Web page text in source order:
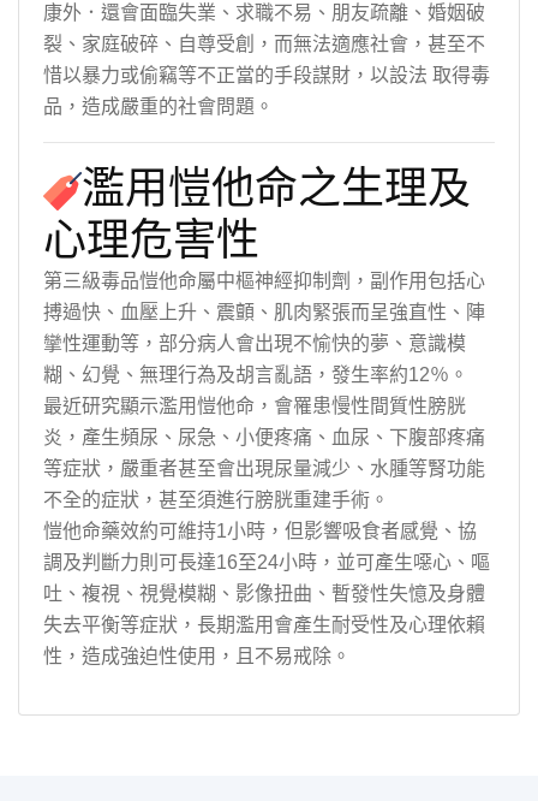
康外．還會面臨失業、求職不易、朋友疏離、婚姻破
裂、家庭破碎、自尊受創，而無法適應社會，甚至不
惜以暴力或偷竊等不正當的手段謀財，以設法 取得毒
品，造成嚴重的社會問題。
濫用愷他命之生理及
心理危害性
第三級毒品愷他命屬中樞神經抑制劑，副作用包括心
搏過快、血壓上升、震顫、肌肉緊張而呈強直性、陣
攣性運動等，部分病人會出現不愉快的夢、意識模
糊、幻覺、無理行為及胡言亂語，發生率約12％。
最近研究顯示濫用愷他命，會罹患慢性間質性膀胱
炎，產生頻尿、尿急、小便疼痛、血尿、下腹部疼痛
等症狀，嚴重者甚至會出現尿量減少、水腫等腎功能
不全的症狀，甚至須進行膀胱重建手術。
愷他命藥效約可維持1小時，但影響吸食者感覺、協
調及判斷力則可長達16至24小時，並可產生噁心、嘔
吐、複視、視覺模糊、影像扭曲、暫發性失憶及身體
失去平衡等症狀，長期濫用會產生耐受性及心理依賴
性，造成強迫性使用，且不易戒除。